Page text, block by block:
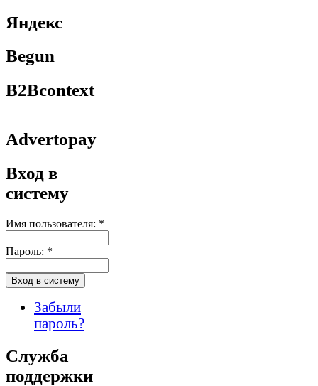
Яндекс
Begun
B2Bcontext
Advertopay
Вход в
систему
Имя пользователя: *
Пароль: *
Забыли
пароль?
Служба
поддержки